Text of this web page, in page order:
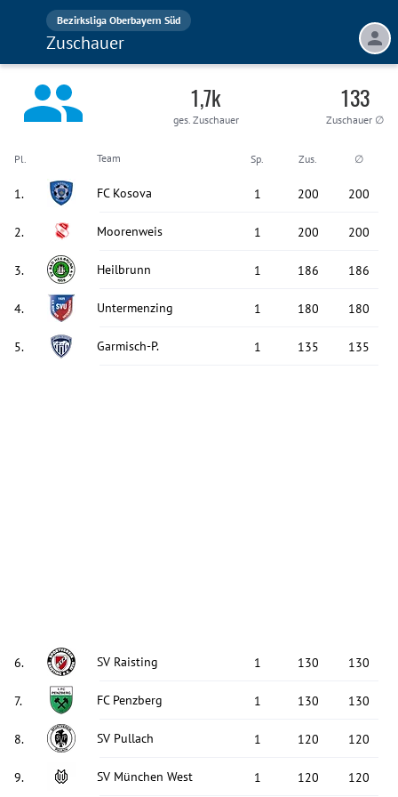
Bezirksliga Oberbayern Süd
Zuschauer
1,7k
ges. Zuschauer
133
Zuschauer ∅
Pl. Team Sp. Zus. ∅
1. FC Kosova 1 200 200
2. Moorenweis 1 200 200
3. Heilbrunn 1 186 186
4. Untermenzing 1 180 180
5. Garmisch-P. 1 135 135
6. SV Raisting 1 130 130
7. FC Penzberg 1 130 130
8. SV Pullach 1 120 120
9. SV München West 1 120 120